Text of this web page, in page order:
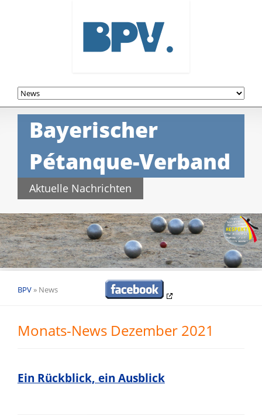
Navigation
überspringen
Bayerischer
Pétanque-Verband
Aktuelle Nachrichten
BPV» News
Monats-News Dezember 2021
Ein Rückblick, ein Ausblick